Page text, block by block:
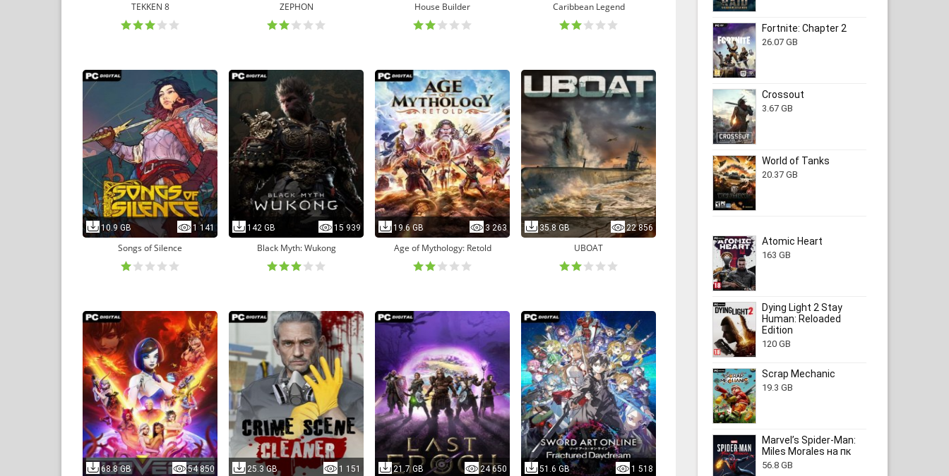
TEKKEN 8 ZEPHON House Builder Caribbean Legend
10.9 GB 1 141
Songs of Silence
142 GB 15 939
Black Myth: Wukong
19.6 GB 3 263
Age of Mythology: Retold
35.8 GB 22 856
UBOAT
68.8 GB 54 850 25.3 GB 1 151 21.7 GB 24 650 51.6 GB 1 518
Fortnite: Chapter 2
26.07 GB
Crossout
3.67 GB
World of Tanks
20.37 GB
Atomic Heart
163 GB
Dying Light 2 Stay
Human: Reloaded
Edition
120 GB
Scrap Mechanic
19.3 GB
Marvel’s Spider-Man:
Miles Morales на пк
56.8 GB